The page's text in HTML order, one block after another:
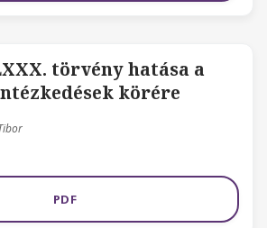
törvény hatása a
körére
PDF